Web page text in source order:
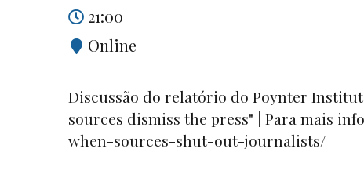
21:00
Online
Discussão do relatório do Poynter
sources dismiss the press" | Para mais
when-sources-shut-out-journalists/